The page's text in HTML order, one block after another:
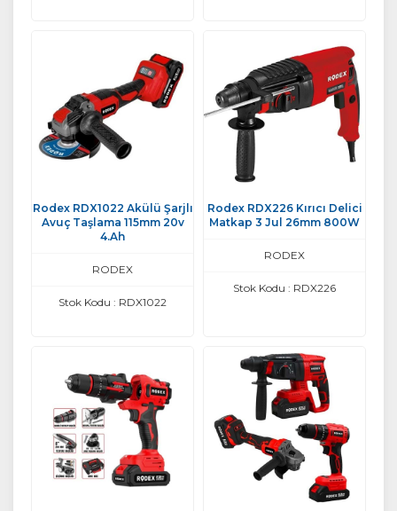
Rodex RDX1022 Akülü Şarjlı
Avuç Taşlama 115mm 20v
4.Ah
RODEX
Stok Kodu : RDX1022
Rodex RDX226 Kırıcı Delici
Matkap 3 Jul 26mm 800W
RODEX
Stok Kodu : RDX226